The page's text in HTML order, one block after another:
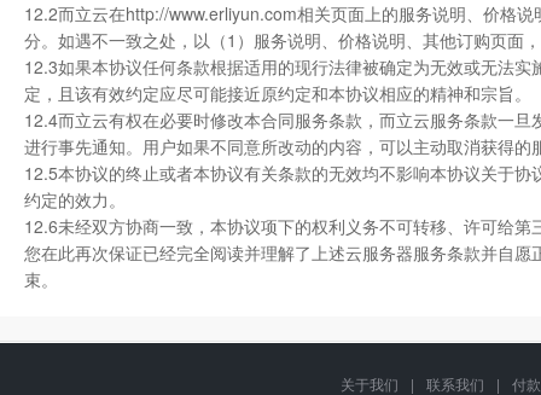
12.2而立云在http://www.erliyun.com相关页面上的服务说明、价格
分。如遇不一致之处，以（1）服务说明、价格说明、其他订购页面
12.3如果本协议任何条款根据适用的现行法律被确定为无效或无法
定，且该有效约定应尽可能接近原约定和本协议相应的精神和宗旨。
12.4而立云有权在必要时修改本合同服务条款，而立云服务条款一
进行事先通知。用户如果不同意所改动的内容，可以主动取消获得
12.5本协议的终止或者本协议有关条款的无效均不影响本协议关于
约定的效力。
12.6未经双方协商一致，本协议项下的权利义务不可转移、许可给
您在此再次保证已经完全阅读并理解了上述云服务器服务条款并自
束。
关于我们 | 联系我们 |
付